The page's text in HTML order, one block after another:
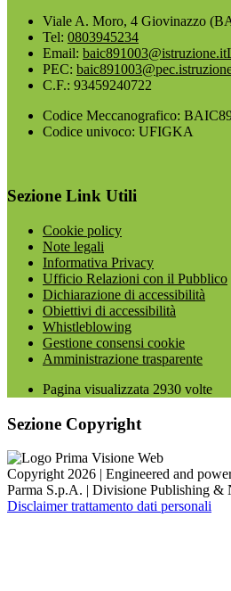
Viale A. Moro, 4 Giovinazzo
Tel: 0803945234
Email: baic891003@istruzione.it
PEC:
C.F.: 93459240722
Codice Meccanografico:
Codice univoco: UFIGKA
Sezione Link Utili
Cookie policy
Note legali
Informativa Privacy
Ufficio Relazioni con il Pubblico
Dichiarazione di accessibilità
Obiettivi di accessibilità
Whistleblowing
Gestione consensi cookie
Amministrazione trasparente
Pagina visualizzata 2930 volte
Sezione Copyright
Copyright 2026 | Engineered and
Parma S.p.A. | Divisione Publishing &
Disclaimer trattamento dati personali